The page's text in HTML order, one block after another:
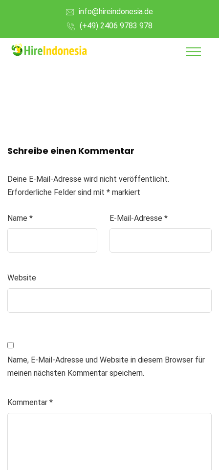
info@hireindonesia.de
(+49) 2406 9783 978
Schreibe einen Kommentar
Deine E-Mail-Adresse wird nicht veröffentlicht.
Erforderliche Felder sind mit * markiert
Name * E-Mail-Adresse *
Website
Name, E-Mail-Adresse und Website in diesem Browser für
meinen nächsten Kommentar speichern.
Kommentar *